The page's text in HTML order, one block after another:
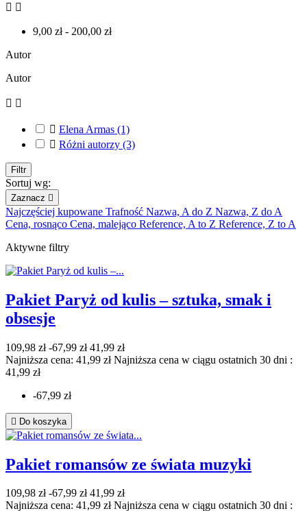
 
9,00 zł - 200,00 zł
Autor
Autor
 
 Elena Armas (1)
 Różni autorzy (3)
Filtr
Sortuj wg:
Zaznacz 
Najczęściej kupowane Trafność Nazwa, A do Z Nazwa, Z do A
Cena, rosnąco Cena, malejąco Reference, A to Z Reference, Z to A
Aktywne filtry
Pakiet Paryż od kulis – sztuka, smak i
obsesje
109,98 zł -67,99 zł 41,99 zł
Najniższa cena: 41,99 złNajniższa cena w ciągu ostatnich 30 dni :
41,99 zł
-67,99 zł
 Do koszyka
Pakiet romansów ze świata muzyki
109,98 zł -67,99 zł 41,99 zł
Najniższa cena: 41,99 złNajniższa cena w ciągu ostatnich 30 dni :